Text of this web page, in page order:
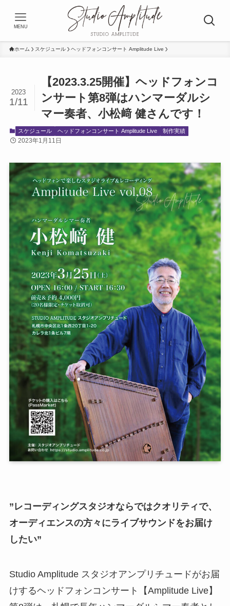
MENU
ホーム スケジュール ヘッドフォンコンサート Amplitude Live
【2023.3.25開催】ヘッドフォンコ
ンサート第8弾はハンマーダルシ
マー奏者、小松﨑 健さんです！
2023
1/11
スケジュール ヘッドフォンコンサート Amplitude Live 制作実績
2023年1月11日
”レコーディングスタジオならではクオリティで、
オーディエンスの方々にライブサウンドをお届け
したい”
Studio Amplitude スタジオアンプリチュードがお届
けするヘッドフォンコンサート【Amplitude Live】